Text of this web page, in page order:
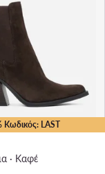
Κωδικός: LAST
· Καφέ